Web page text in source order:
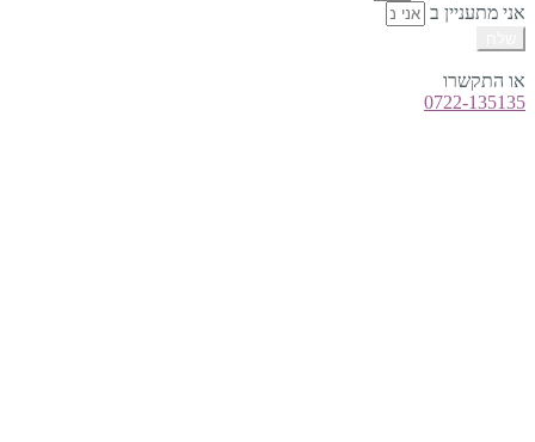
אני מתעניין ב
או התקשרו
0722-135135